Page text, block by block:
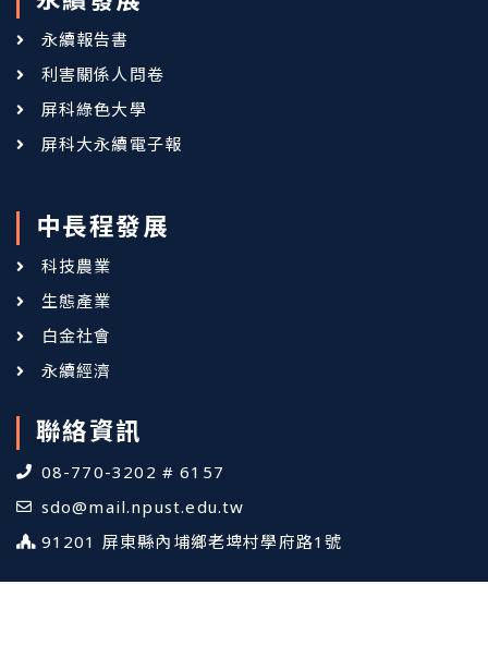
永續報告書
利害關係人問卷
屏科綠色大學
屏科大永續電子報
中長程發展
科技農業
生態產業
白金社會
永續經濟
聯絡資訊
08-770-3202 # 6157
sdo@mail.npust.edu.tw
91201 屏東縣內埔鄉老埤村學府路1號